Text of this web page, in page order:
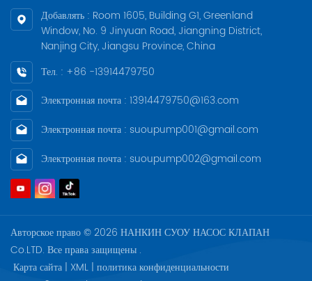
Добавлять : Room 1605, Building G1, Greenland
Window, No. 9 Jinyuan Road, Jiangning District,
Nanjing City, Jiangsu Province, China
Тел. : +86 -13914479750
Электронная почта : 13914479750@163.com
Электронная почта : suoupump001@gmail.com
Электронная почта : suoupump002@gmail.com
Авторское право © 2026 НАНКИН СУОУ НАСОС КЛАПАН
Co.LTD. Все права защищены .
Карта сайта | XML | политика конфиденциальности